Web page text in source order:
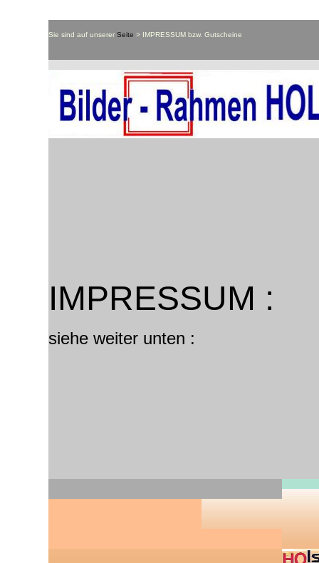
Sie sind auf unserer Seite > IMPRESSUM bzw. Gutscheine
IMPRESSUM :
siehe weiter unten :